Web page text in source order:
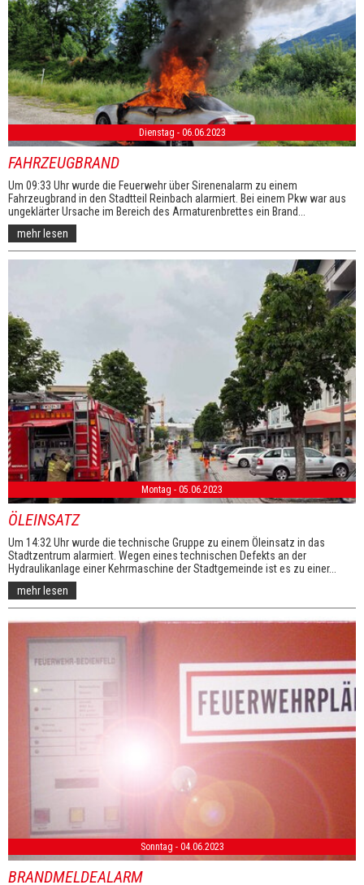
Dienstag - 06.06.2023
FAHRZEUGBRAND
Um 09:33 Uhr wurde die Feuerwehr über Sirenenalarm zu einem
Fahrzeugbrand in den Stadtteil Reinbach alarmiert. Bei einem Pkw war aus
ungeklärter Ursache im Bereich des Armaturenbrettes ein Brand...
mehr lesen
Montag - 05.06.2023
ÖLEINSATZ
Um 14:32 Uhr wurde die technische Gruppe zu einem Öleinsatz in das
Stadtzentrum alarmiert. Wegen eines technischen Defekts an der
Hydraulikanlage einer Kehrmaschine der Stadtgemeinde ist es zu einer...
mehr lesen
Sonntag - 04.06.2023
BRANDMELDEALARM